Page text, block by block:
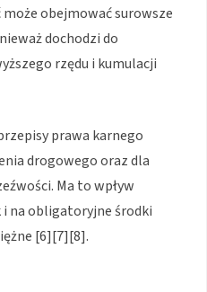
obejmować surowsze
dochodzi do
rzędu i kumulacji
prawa karnego
drogowego oraz dla
Ma to wpływ
na obligatoryjne środki
[6][7][8].